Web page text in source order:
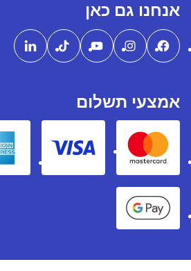
אנחנו גם כאן
אמצעי תשלום
Mastercard
Visa
Google Pay